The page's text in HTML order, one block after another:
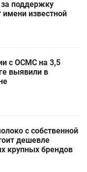
поддержку
имени известной
с ОСМС на 3,5
выявили в
с собственной
дешевле
крупных брендов